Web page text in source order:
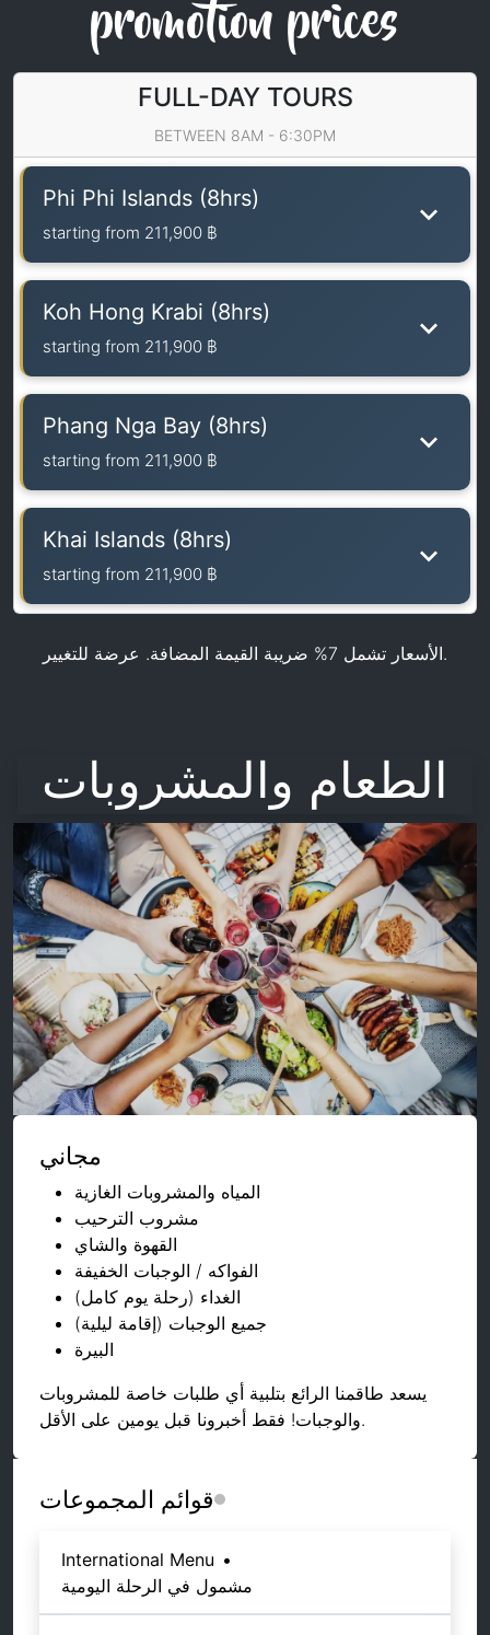
promotion prices
FULL-DAY TOURS
BETWEEN 8AM - 6:30PM
Phi Phi Islands (8hrs)
starting from 211,900 ฿
Koh Hong Krabi (8hrs)
starting from 211,900 ฿
Phang Nga Bay (8hrs)
starting from 211,900 ฿
Khai Islands (8hrs)
starting from 211,900 ฿
الأسعار تشمل 7% ضريبة القيمة المضافة. عرضة للتغيير.
الطعام والمشروبات
مجاني
المياه والمشروبات الغازية
مشروب الترحيب
القهوة والشاي
الفواكه / الوجبات الخفيفة
الغداء (رحلة يوم كامل)
جميع الوجبات (إقامة ليلية)
البيرة
يسعد طاقمنا الرائع بتلبية أي طلبات خاصة للمشروبات
والوجبات! فقط أخبرونا قبل يومين على الأقل.
قوائم المجموعات
International Menu •
مشمول في الرحلة اليومية